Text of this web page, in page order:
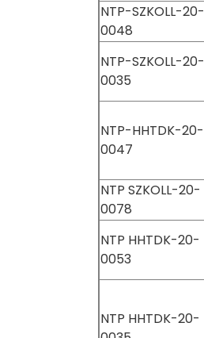
NTP-SZKOLL-20-
0048
NTP-SZKOLL-20-
0035
NTP-HHTDK-20-
0047
NTP SZKOLL-20-
0078
NTP HHTDK-20-
0053
NTP HHTDK-20-